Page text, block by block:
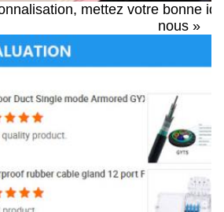
mettez votre bonne
nous »